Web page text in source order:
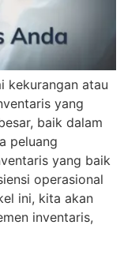
kekurangan atau
yang
baik dalam
peluang
yang baik
operasional
ini, kita akan
inventaris,